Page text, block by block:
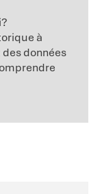
à
données